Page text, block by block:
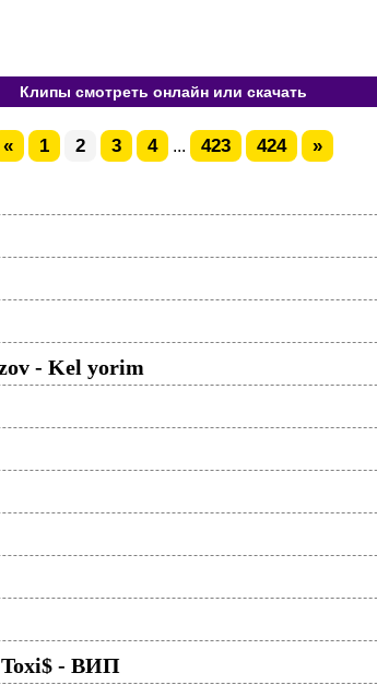
Клипы смотреть онлайн или скачать
« 1 2 3 4 ... 423 424 »
- Kel yorim
Toxi$ - ВИП